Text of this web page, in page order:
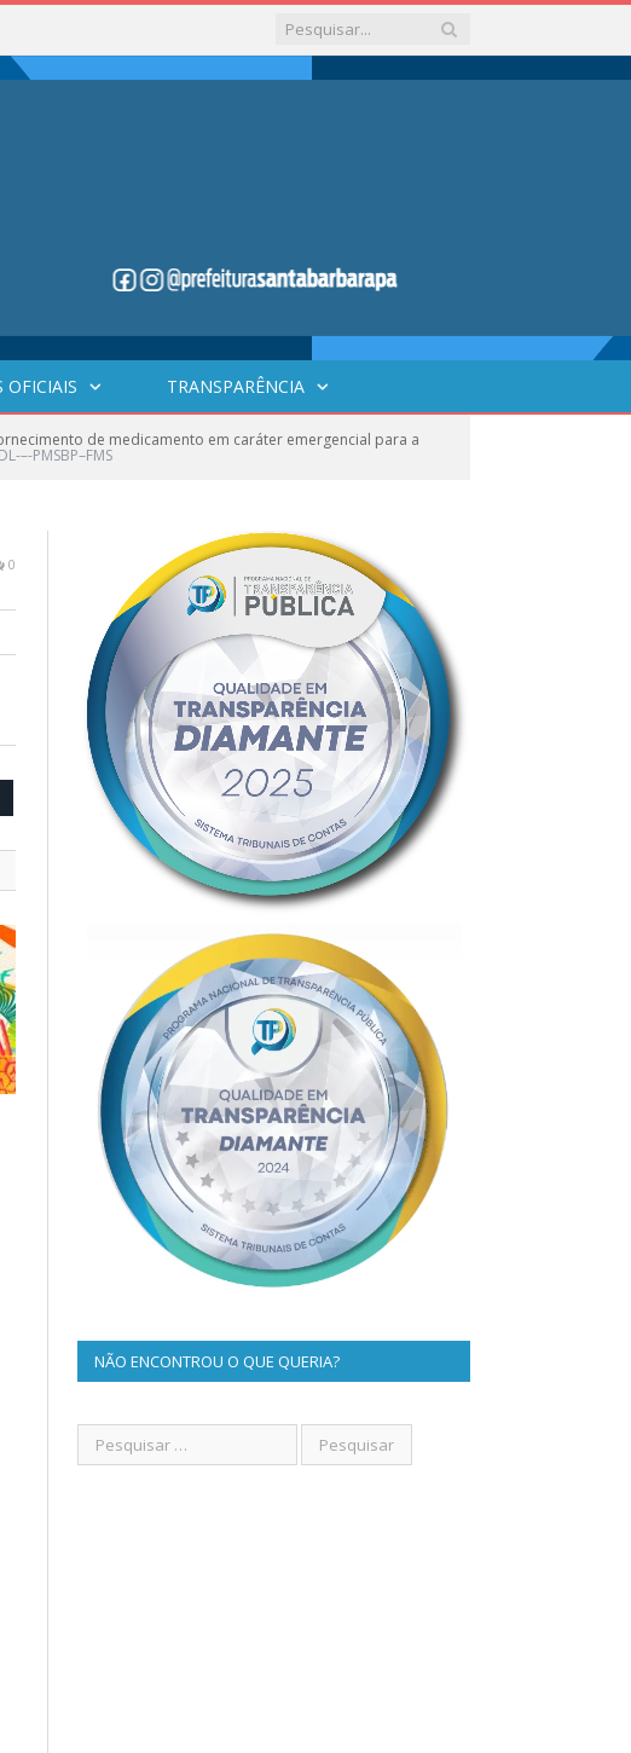
OFICIAIS TRANSPARÊNCIA
de medicamento em caráter emergencial para a
–-PMSBP–FMS
0
NÃO ENCONTROU O QUE QUERIA?